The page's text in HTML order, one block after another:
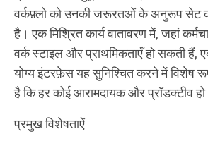
वर्कफ़्लो को उनकी जरूरतओं के अनुरूप सेट
है। एक मिश्रित कार्य वातावरण में, जहां
वर्क स्टाइल और प्राथमिकताएँ हो सकती
योग्य इंटरफ़ेस यह सुनिश्चित करने में विशेष
है कि हर कोई आरामदायक और प्रॉडक्टीव
प्रमुख विशेषताऐं